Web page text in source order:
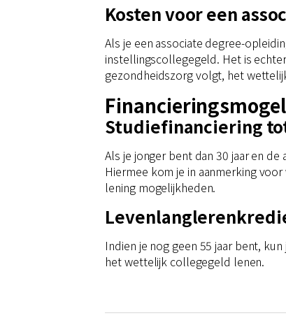
Kosten voor een
Als je een associate degree-
instellingscollegegeld. Het is
gezondheidszorg volgt, het
Studiefinanciering
Als je jonger bent dan 30 jaar en
Hiermee kom je in aanmerking
lening mogelijkheden.
Indien je nog geen 55 jaar bent,
het wettelijk collegegeld lenen.